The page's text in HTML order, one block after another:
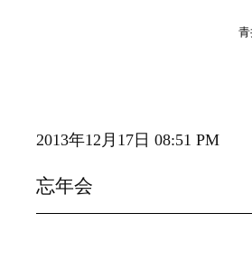
2013年12月17日 08:51 PM
忘年会